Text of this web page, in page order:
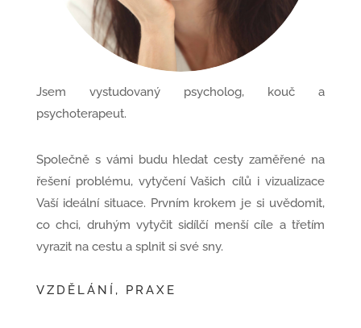
Jsem vystudovaný psycholog, kouč a
psychoterapeut.
Společně s vámi budu hledat cesty zaměřené na
řešení problému, vytyčení Vašich cílů i vizualizace
Vaší ideální situace. Prvním krokem je si uvědomit,
co chci, druhým vytyčit sidílčí menší cíle a třetím
vyrazit na cestu a splnit si své sny.
VZDĚLÁNÍ, PRAXE